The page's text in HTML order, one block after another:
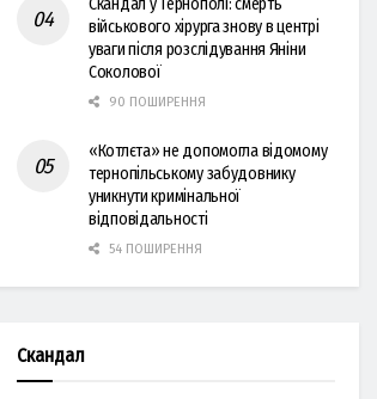
Скандал у Тернополі: смерть
військового хірурга знову в центрі
уваги після розслідування Яніни
Соколової
90 ПОШИРЕННЯ
«Котлєта» не допомогла відомому
тернопільському забудовнику
уникнути кримінальної
відповідальності
54 ПОШИРЕННЯ
Скандал